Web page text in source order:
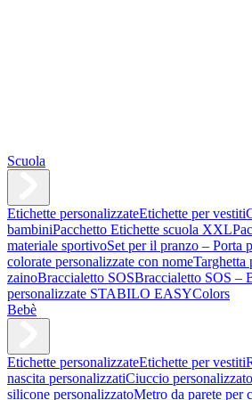
Scuola
Etichette personalizzateEtichette per vestiti
bambiniPacchetto Etichette scuola XXL
materiale sportivoSet per il pranzo – Porta
colorate personalizzate con nomeTarghetta
zainoBraccialetto SOSBraccialetto SOS –
personalizzate STABILO EASYColors
Bebè
Etichette personalizzateEtichette per vestiti
nascita personalizzatiCiuccio
silicone personalizzatoMetro da parete per